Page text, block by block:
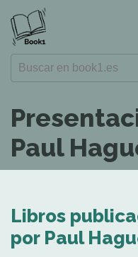
Paul
Libros
por Paul